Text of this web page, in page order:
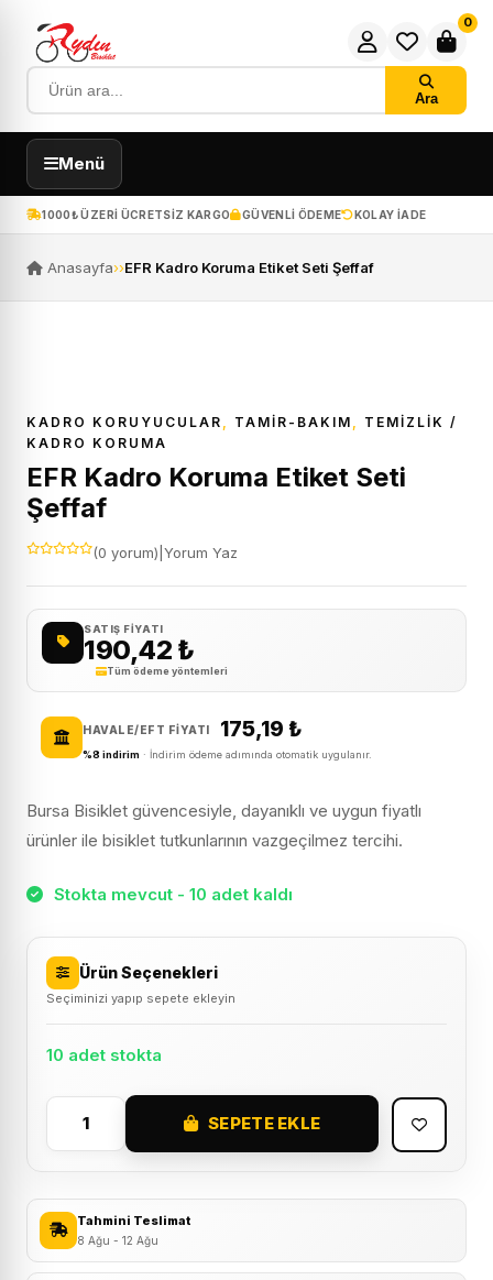
Ara
0
Menü
1000₺ ÜZERI ÜCRETSIZ KARGO GÜVENLI ÖDEME KOLAY IADE
Anasayfa››EFR Kadro Koruma Etiket Seti Şeffaf
KADRO KORUYUCULAR TAMİR-BAKIM
TEMIZLIK /
KADRO KORUMA
EFR Kadro Koruma Etiket Seti
Şeffaf
(0 yorum) Yorum Yaz
SATIŞ FIYATI
190,42 ₺
Tüm ödeme yöntemleri
HAVALE/EFT FIYATI 175,19 ₺
%8 indirim · İndirim ödeme adımında otomatik uygulanır.
Bursa Bisiklet güvencesiyle, dayanıklı ve uygun fiyatlı
ürünler ile bisiklet tutkunlarının vazgeçilmez tercihi.
Stokta mevcut - 10 adet kaldı
Ürün Seçenekleri
Seçiminizi yapıp sepete ekleyin
10 adet stokta
Etiket
Seti
Şeffaf
SEPETE EKLE
Tahmini Teslimat
8 Ağu - 12 Ağu